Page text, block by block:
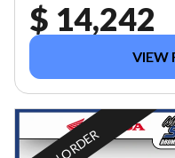
$ 14,242
VIEW